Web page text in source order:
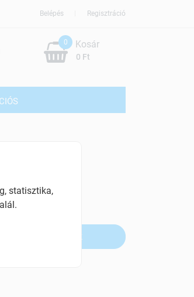
Regisztráció
Belépés
0
0 Ft
Kosár
statisztika,